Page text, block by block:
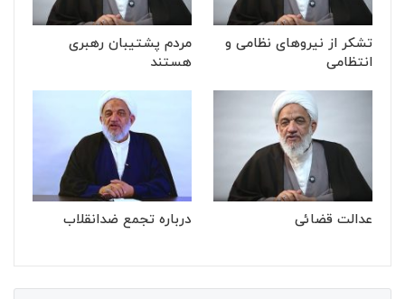
تشکر از نیروهای نظامی و
انتظامی
مردم پشتیبان رهبری
هستند
عدالت قضائی درباره تجمع ضدانقلاب